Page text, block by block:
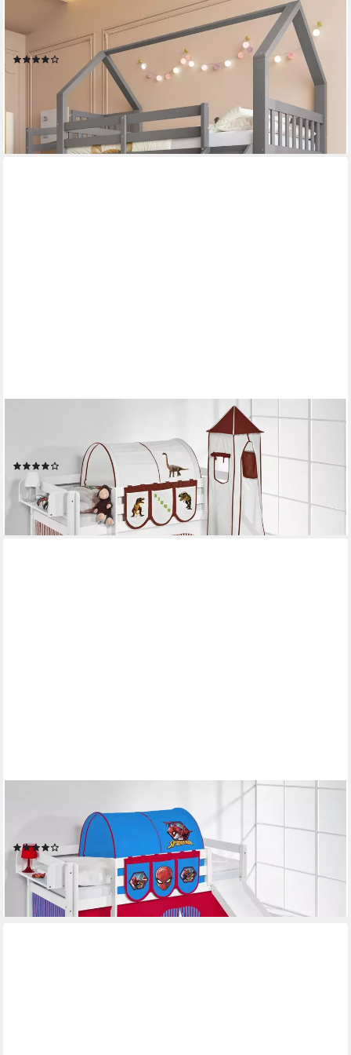
Etagenbett Kinderbett Jugendbett Hausbett mit Stauraumtreppe
und Rutsche, Holzbett mit Geländer, 90x200cm, grau
UVP789,99 €
lieferbar - in 6-8 Werktagen bei dir
Hochbett Spielbett JELLE Dinos - Hochbett - mit Turm, Rutsche
und Vorhang Inkl. Rutsche, Vorhang und Turm
259,00 € 304,00 €
-15%
lieferbar - in 4-5 Werktagen bei dir
Hochbett Spielbett Hochbett JELLE mit Rutsche und Vorhang
Spiderman (inkl. Leiter, Rutsche und Vorhängen)
(4)
259,00 € 299,00 €
-13%
lieferbar - in 4-5 Werktagen bei dir